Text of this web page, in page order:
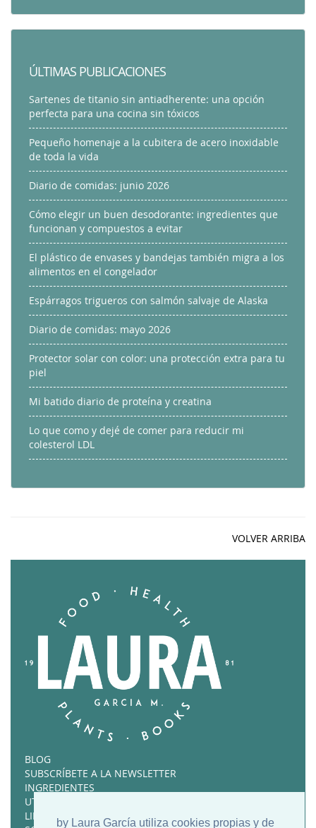
by Laura García utiliza cookies propias y de
ÚLTIMAS PUBLICACIONES
Sartenes de titanio sin antiadherente: una opción
perfecta para una cocina sin tóxicos
Pequeño homenaje a la cubitera de acero inoxidable
de toda la vida
Diario de comidas: junio 2026
Cómo elegir un buen desodorante: ingredientes que
funcionan y compuestos a evitar
El plástico de envases y bandejas también migra a los
alimentos en el congelador
Espárragos trigueros con salmón salvaje de Alaska
Diario de comidas: mayo 2026
Protector solar con color: una protección extra para tu
piel
Mi batido diario de proteína y creatina
Lo que como y dejé de comer para reducir mi
colesterol LDL
VOLVER ARRIBA
BLOG
SUBSCRÍBETE A LA NEWSLETTER
INGREDIENTES
UTENSILIOS FAVORITOS
LIBROS RECOMENDADOS